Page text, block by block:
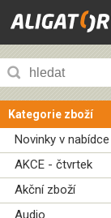
Kategorie zboží
Novinky v nabídce
AKCE - čtvrtek
Akční zboží
Audio